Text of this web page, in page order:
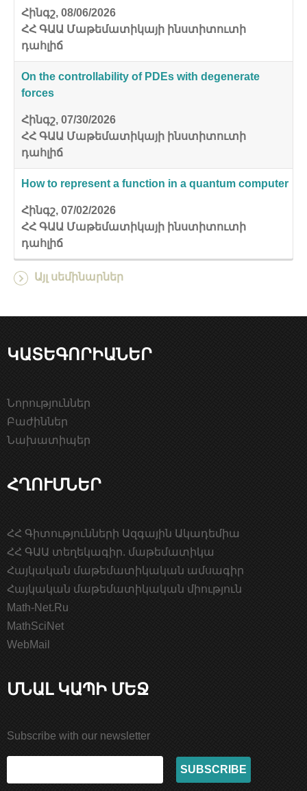
Հինգշ, 08/06/2026
ՀՀ ԳԱԱ Մաթեմատիկայի ինստիտուտի
դահլիճ
On the controllability of PDEs with degenerate
forces
Հինգշ, 07/30/2026
ՀՀ ԳԱԱ Մաթեմատիկայի ինստիտուտի
դահլիճ
How to represent a function in a quantum computer
Հինգշ, 07/02/2026
ՀՀ ԳԱԱ Մաթեմատիկայի ինստիտուտի
դահլիճ
Այլ սեմինարներ
ԿԱՏԵԳՈՐԻԱՆԵՐ
Նորություններ
Բաժիններ
Նախատիպեր
ՀՂՈՒՄՆԵՐ
ՀՀ Գիտությունների Ազգային Ակադեմիա
ՀՀ ԳԱԱ տեղեկագիր. մաթեմատիկա
Հայկական մաթեմատիկական ամսագիր
Հայկական մաթեմատիկական միություն
Math-Net.Ru
MathSciNet
WebMail
ՄՆԱԼ ԿԱՊԻ ՄԵՋ
Subscribe with our newsletter